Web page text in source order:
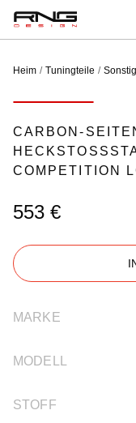
Heim Tuningteile
CARBON-
OMPETITION
553 €
MARKE
MODELL
STOFF